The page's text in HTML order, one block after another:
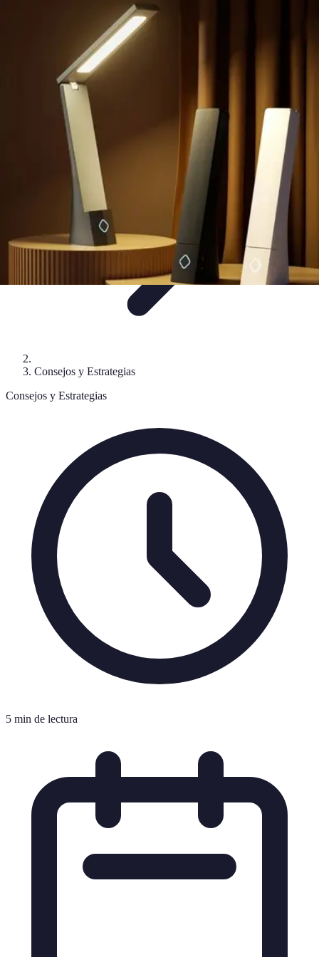
Aprendizaje EfectivoComparativas
Formación a Distancia
Consejos y Estrategias
Consejos y Estrategias
5 min de lectura